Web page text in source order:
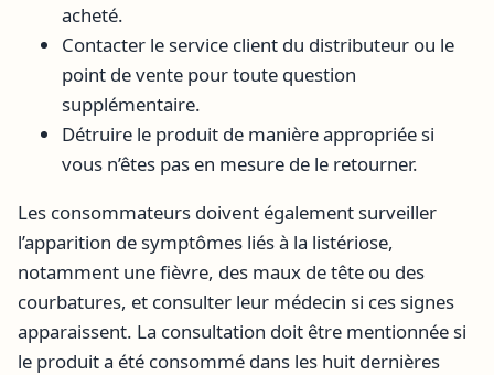
acheté.
Contacter le service client du distributeur ou le
point de vente pour toute question
supplémentaire.
Détruire le produit de manière appropriée si
vous n’êtes pas en mesure de le retourner.
Les consommateurs doivent également surveiller
l’apparition de symptômes liés à la listériose,
notamment une fièvre, des maux de tête ou des
courbatures, et consulter leur médecin si ces signes
apparaissent. La consultation doit être mentionnée si
le produit a été consommé dans les huit dernières